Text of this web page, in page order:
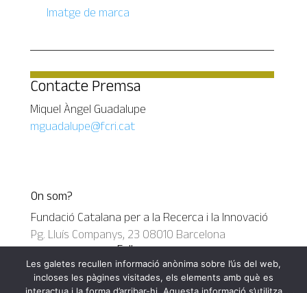
Imatge de marca
Contacte Premsa
Miquel Àngel Guadalupe
mguadalupe@fcri.cat
On som?
Fundació Catalana per a la Recerca i la Innovació
Pg. Lluís Companys, 23 08010 Barcelona
info@fcri.cat
+34 93 268 77 00
Follow us
Google
Les galetes recullen informació anònima sobre l’ús del web,
incloses les pàgines visitades, els elements amb què es